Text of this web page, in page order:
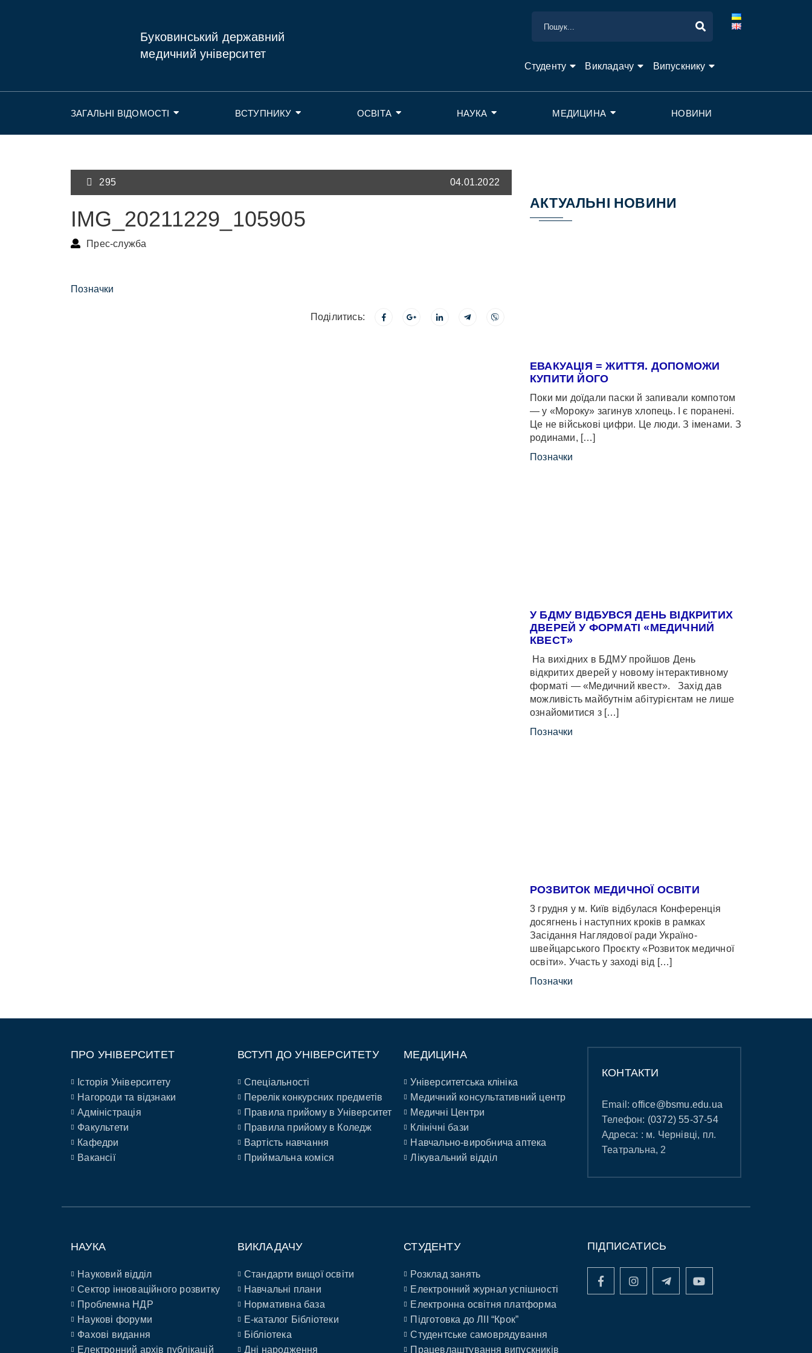
Буковинський державний
медичний університет
Студенту Викладачу Випускнику
ЗАГАЛЬНІ ВІДОМОСТІ ВСТУПНИКУ ОСВІТА НАУКА МЕДИЦИНА НОВИНИ
295 04.01.2022
IMG_20211229_105905
Прес-служба
Позначки
Поділитись:
АКТУАЛЬНІ НОВИНИ
ЕВАКУАЦІЯ = ЖИТТЯ. ДОПОМОЖИ
КУПИТИ ЙОГО
Поки ми доїдали паски й запивали компотом
— у «Мороку» загинув хлопець. І є поранені.
Це не військові цифри. Це люди. З іменами. З
родинами, […]
Позначки
У БДМУ ВІДБУВСЯ ДЕНЬ ВІДКРИТИХ
ДВЕРЕЙ У ФОРМАТІ «МЕДИЧНИЙ
КВЕСТ»
На вихідних в БДМУ пройшов День
відкритих дверей у новому інтерактивному
форматі — «Медичний квест». Захід дав
можливість майбутнім абітурієнтам не лише
ознайомитися з […]
Позначки
РОЗВИТОК МЕДИЧНОЇ ОСВІТИ
3 грудня у м. Київ відбулася Конференція
досягнень і наступних кроків в рамках
Засідання Наглядової ради Україно-
швейцарського Проєкту «Розвиток медичної
освіти». Участь у заході від […]
Позначки
ПРО УНІВЕРСИТЕТ
Історія Університету
Нагороди та відзнаки
Адміністрація
Факультети
Кафедри
Вакансії
ВСТУП ДО УНІВЕРСИТЕТУ
Спеціальності
Перелік конкурсних предметів
Правила прийому в Університет
Правила прийому в Коледж
Вартість навчання
Приймальна коміся
МЕДИЦИНА
Університетська клініка
Медичний консультативний центр
Медичні Центри
Клінічні бази
Навчально-виробнича аптека
Лікувальний відділ
КОНТАКТИ
Email:office@bsmu.edu.ua
Телефон: (0372) 55-37-54
Адреса: : м. Чернівці, пл.
Театральна, 2
НАУКА
Науковий відділ
Сектор інноваційного розвитку
Проблемна НДР
Наукові форуми
Фахові видання
Електронний архів публікацій
ВИКЛАДАЧУ
Стандарти вищої освіти
Навчальні плани
Нормативна база
E-каталог Бібліотеки
Бібліотека
Дні народження
СТУДЕНТУ
Розклад занять
Електронний журнал успішності
Електронна освітня платформа
Підготовка до ЛІІ “Крок”
Студентське самоврядування
Працевлаштування випускників
ПІДПИСАТИСЬ